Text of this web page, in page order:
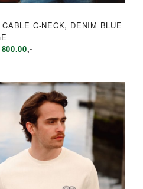
CABLE C-NECK, DENIM BLUE
OPPRINNELIG
KR1
600.00.
800.00NÅVÆRENDE
KR800.00.
,-